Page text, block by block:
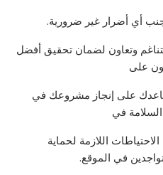
أي أضرار غير ضرورية.
وتعاون لضمان تحقيق أفضل
على
على إنجاز مشروعك في
السلامة في
اللازمة لحماية
في الموقع.